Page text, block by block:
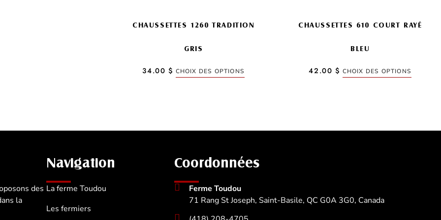
CHAUSSETTES 1260 TRADITION
GRIS
34.00$ CHOIX DES OPTIONS
CHAUSSETTES 610 COURT RAYÉ
BLEU
42.00$ CHOIX DES OPTIONS
des
la
Navigation
La ferme Toudou
Les fermiers
Coordonnées
Ferme Toudou
71 Rang St Joseph, Saint-Basile, QC G0A 3G0, Canada